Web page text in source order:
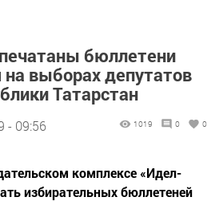
бюллетени
на выборах депутатов
Татарстан
- 09:56 1019 0 0
комплексе «Идел-
избирательных бюллетеней